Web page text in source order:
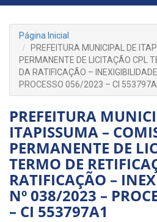
Página Inicial
PREFEITURA MUNICIPAL DE
PERMANENTE DE LICITAÇÃO CPL
DA RATIFICAÇÃO –
PROCESSO 056/2023 – CI
PREFEITURA
ITAPISSUMA –
PERMANENTE DE
TERMO DE
RATIFICAÇÃO –
Nº 038/2023 –
– CI 553797A1